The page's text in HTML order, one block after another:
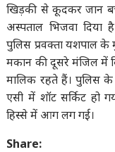
खिड़की से कूदकर जान
अस्पताल भिजवा दिया
पुलिस प्रवक्ता यशपाल
मकान की दूसरे मंजिल में
मालिक रहते हैं। पुलिस
एसी में शॉट सर्किट
हिस्से में आग लग गई।
Share: